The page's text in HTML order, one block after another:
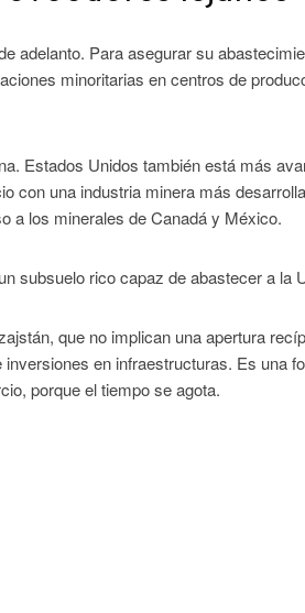
adelanto. Para asegurar su
minoritarias en centros de
Estados Unidos también está más
con una industria minera más
a los minerales de Canadá y México.
subsuelo rico capaz de abastecer a la
que no implican una apertura
en infraestructuras. Es una
porque el tiempo se agota.